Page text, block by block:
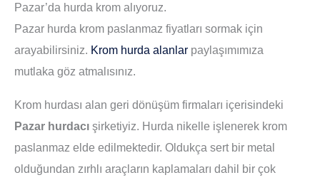
Pazar’da hurda krom alıyoruz.
Pazar hurda krom paslanmaz fiyatları sormak için
arayabilirsiniz. Krom hurda alanlar paylaşımımıza
mutlaka göz atmalısınız.
Krom hurdası alan geri dönüşüm firmaları içerisindeki
Pazar hurdacı şirketiyiz. Hurda nikelle işlenerek krom
paslanmaz elde edilmektedir. Oldukça sert bir metal
olduğundan zırhlı araçların kaplamaları dahil bir çok